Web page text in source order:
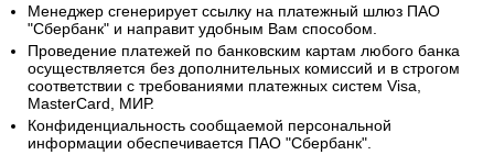
Менеджер сгенерирует ссылку на платежный шлюз ПАО
"Сбербанк" и направит удобным Вам способом.
Проведение платежей по банковским картам любого банка
осуществляется без дополнительных комиссий и в строгом
соответствии с требованиями платежных систем Visa,
MasterCard, МИР.
Конфиденциальность сообщаемой персональной
информации обеспечивается ПАО "Сбербанк".